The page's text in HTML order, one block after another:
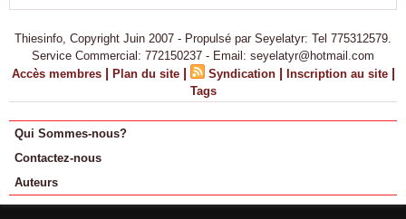
Thiesinfo, Copyright Juin 2007 - Propulsé par Seyelatyr: Tel 775312579.
Service Commercial: 772150237 - Email: seyelatyr@hotmail.com
Accès membres | Plan du site | Syndication | Inscription au site |
Tags
Qui Sommes-nous?
Contactez-nous
Auteurs